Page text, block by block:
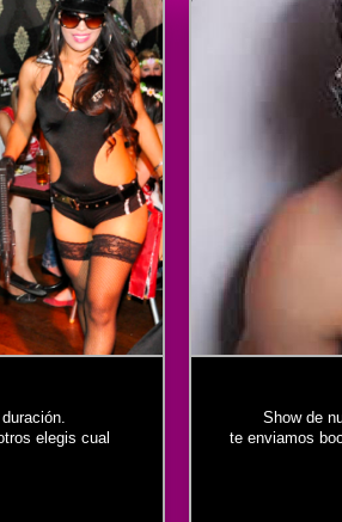
elegis cual
Show de
te enviamos